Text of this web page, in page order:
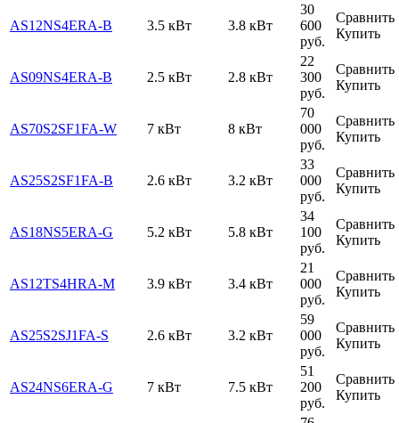
AS12NS4ERA-B 3.5 кВт 3.8 кВт
30
600
руб.
Сравнить
Купить
AS09NS4ERA-B 2.5 кВт 2.8 кВт
22
300
руб.
Сравнить
Купить
AS70S2SF1FA-W 7 кВт 8 кВт
70
000
руб.
Сравнить
Купить
AS25S2SF1FA-B 2.6 кВт 3.2 кВт
33
000
руб.
Сравнить
Купить
AS18NS5ERA-G 5.2 кВт 5.8 кВт
34
100
руб.
Сравнить
Купить
AS12TS4HRA-M 3.9 кВт 3.4 кВт
21
000
руб.
Сравнить
Купить
AS25S2SJ1FA-S 2.6 кВт 3.2 кВт
59
000
руб.
Сравнить
Купить
AS24NS6ERA-G 7 кВт 7.5 кВт
51
200
руб.
Сравнить
Купить